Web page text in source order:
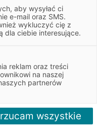
Opel
Jeep
aby wysyłać ci
e-mail oraz SMS.
wykluczyć cię z
dla ciebie interesujące.
reklam oraz treści
na naszej
partnerów
wszystkie